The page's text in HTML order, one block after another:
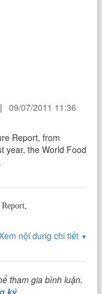
| 09/07/2011 11:36
Report, from
year, the World Food
operated a project to
In the project, the
to grow more and
nội dung chi tiết ▼
tham gia bình luận.
ký.